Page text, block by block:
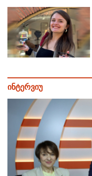
ინტერვიუ